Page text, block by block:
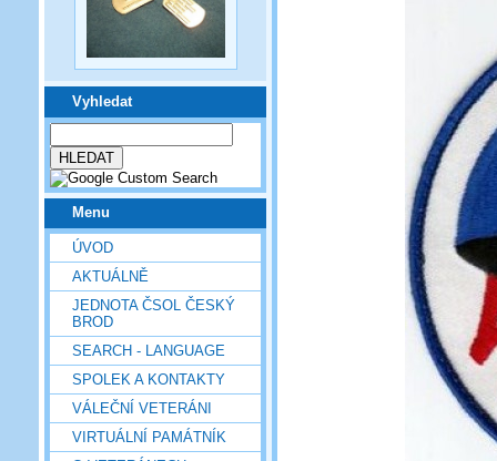
Vyhledat
Menu
ÚVOD
AKTUÁLNĚ
JEDNOTA ČSOL ČESKÝ
BROD
SEARCH - LANGUAGE
SPOLEK A KONTAKTY
VÁLEČNÍ VETERÁNI
VIRTUÁLNÍ PAMÁTNÍK